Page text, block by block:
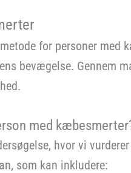
for personer med
bevægelse. Gennem
med
hvor vi
som kan inkludere: